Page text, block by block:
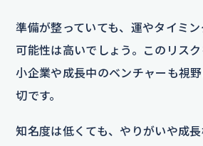
準備が整っていても、運やタイミ
可能性は高いでしょう。このリス
小企業や成長中のベンチャーも視
切です。
知名度は低くても、やりがいや成